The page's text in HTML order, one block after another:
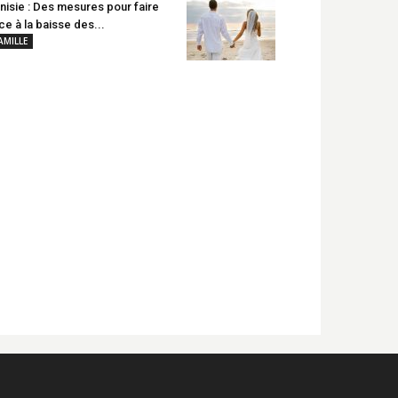
: Des mesures pour faire
à la baisse des...